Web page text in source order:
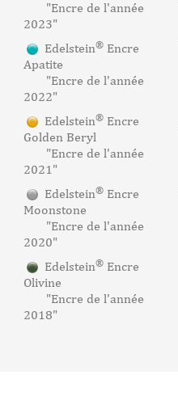
"Encre de l'année
2023"
Edelstein® Encre
Apatite
"Encre de l'année
2022"
Edelstein® Encre
Golden Beryl
"Encre de l'année
2021"
Edelstein® Encre
Moonstone
"Encre de l'année
2020"
Edelstein® Encre
Olivine
"Encre de l'année
2018"